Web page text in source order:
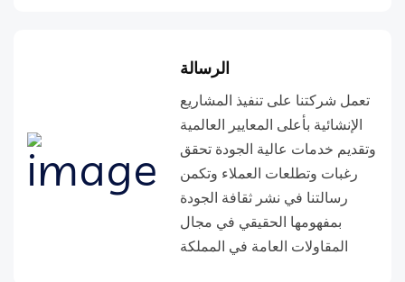
الرسالة
تعمل شركتنا على تنفيذ المشاريع
الإنشائية بأعلى المعايير العالمية
وتقديم خدمات عالية الجودة تحقق
رغبات وتطلعات العملاء وتكمن
رسالتنا في نشر ثقافة الجودة
بمفهومها الحقيقي في مجال
المقاولات العامة في المملكة